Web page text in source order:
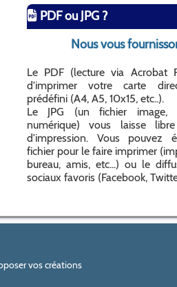
PDF ou JPG ?
Nous vous
Le PDF (lecture via Acrobat
d'imprimer votre carte
prédéfini (A4, A5, 10x15, etc..).
Le JPG (un fichier image,
numérique) vous laisse
d'impression. Vous pouvez
fichier pour le faire imprimer
bureau, amis, etc...) ou le
sociaux favoris (Facebook,
vos créations